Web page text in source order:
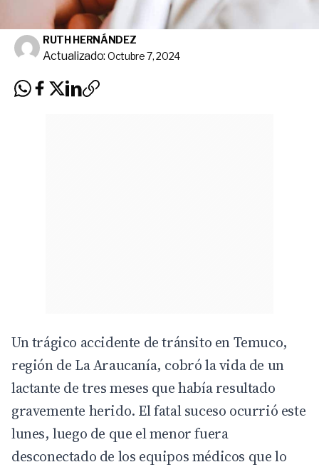
RUTH HERNÁNDEZ
Actualizado: Octubre 7, 2024
Un trágico accidente de tránsito enTemuco,
región de La Araucanía, cobró la vida de un
lactante de tres meses que había resultado
gravemente herido. El fatal suceso ocurrió este
lunes, luego de que el menor fuera
desconectado de los equipos médicos que lo